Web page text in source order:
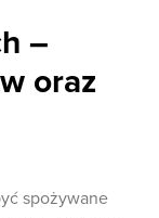
–
oraz
spożywane